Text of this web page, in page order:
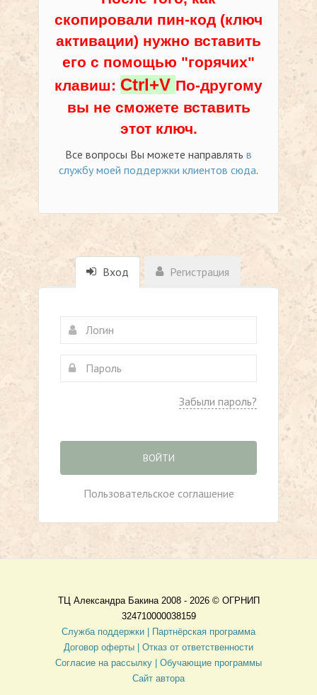
скопировали пин-код (ключ
активации) нужно вставить
его с помощью "горячих"
клавиш: Ctrl+V По-другому
вы не сможете вставить
этот ключ.
Все вопросы Вы можете направлять в
службу моей поддержки клиентов сюда.
Вход Регистрация
Забыли пароль?
ВОЙТИ
Пользовательское соглашение
ТЦ Александра Бакина 2008 - 2026 © ОГРНИП
324710000038159
Служба поддержки |
Партнёрская программа
Договор оферты
| Отказ от ответственности
Согласие на рассылку | Обучающие программы
Сайт автора